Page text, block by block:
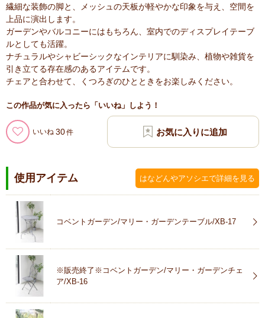
繊細な装飾の脚と、メッシュの天板が軽やかな印象を与え、空間を
上品に演出します。
ガーデンやバルコニーにはもちろん、室内でのディスプレイテーブ
ルとしても活躍。
ナチュラルやシャビーシックなインテリアに馴染み、植物や雑貨を
引き立てる存在感のあるアイテムです。
チェアと合わせて、くつろぎのひとときをお楽しみください。
この作品が気に入ったら「いいね」しよう！
いいね 30
使用アイテム はなどんやアソシエで詳細を見る
コベントガーデン/マリー・ガーデンテーブル/XB-17
※販売終了※コベントガーデン/マリー・ガーデンチェ
ア/XB-16